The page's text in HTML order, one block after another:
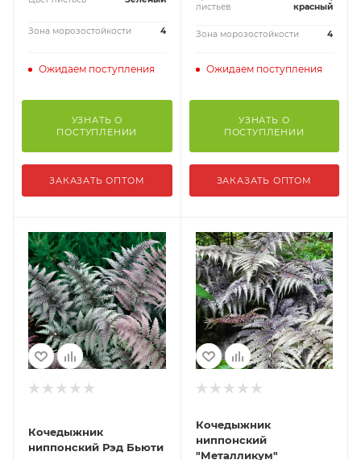
Зона морозостойкости 4
Ожидаем поступления
УЗНАТЬ О
ПОСТУПЛЕНИИ
ЗАКАЗАТЬ ОПТОМ
листьев
красный
Зона морозостойкости 4
Ожидаем поступления
УЗНАТЬ О
ПОСТУПЛЕНИИ
ЗАКАЗАТЬ ОПТОМ
Кочедыжник
ниппонский Рэд Бьюти
Кочедыжник
ниппонский
"Металликум"